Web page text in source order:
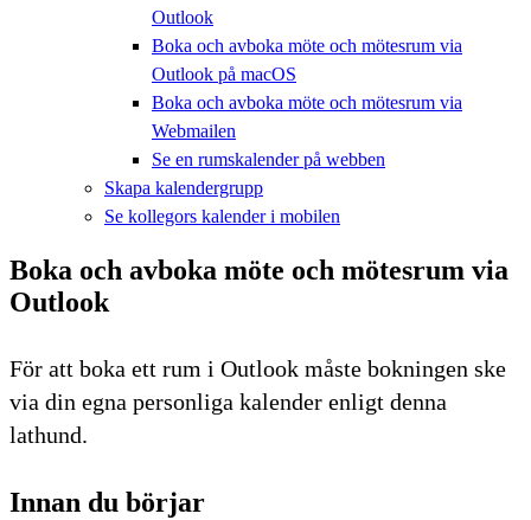
Outlook
Boka och avboka möte och mötesrum via
Outlook på macOS
Boka och avboka möte och mötesrum via
Webmailen
Se en rumskalender på webben
Skapa kalendergrupp
Se kollegors kalender i mobilen
Boka och avboka möte och mötesrum via
Outlook
För att boka ett rum i Outlook måste bokningen ske
via din egna personliga kalender enligt denna
lathund.
Innan du börjar